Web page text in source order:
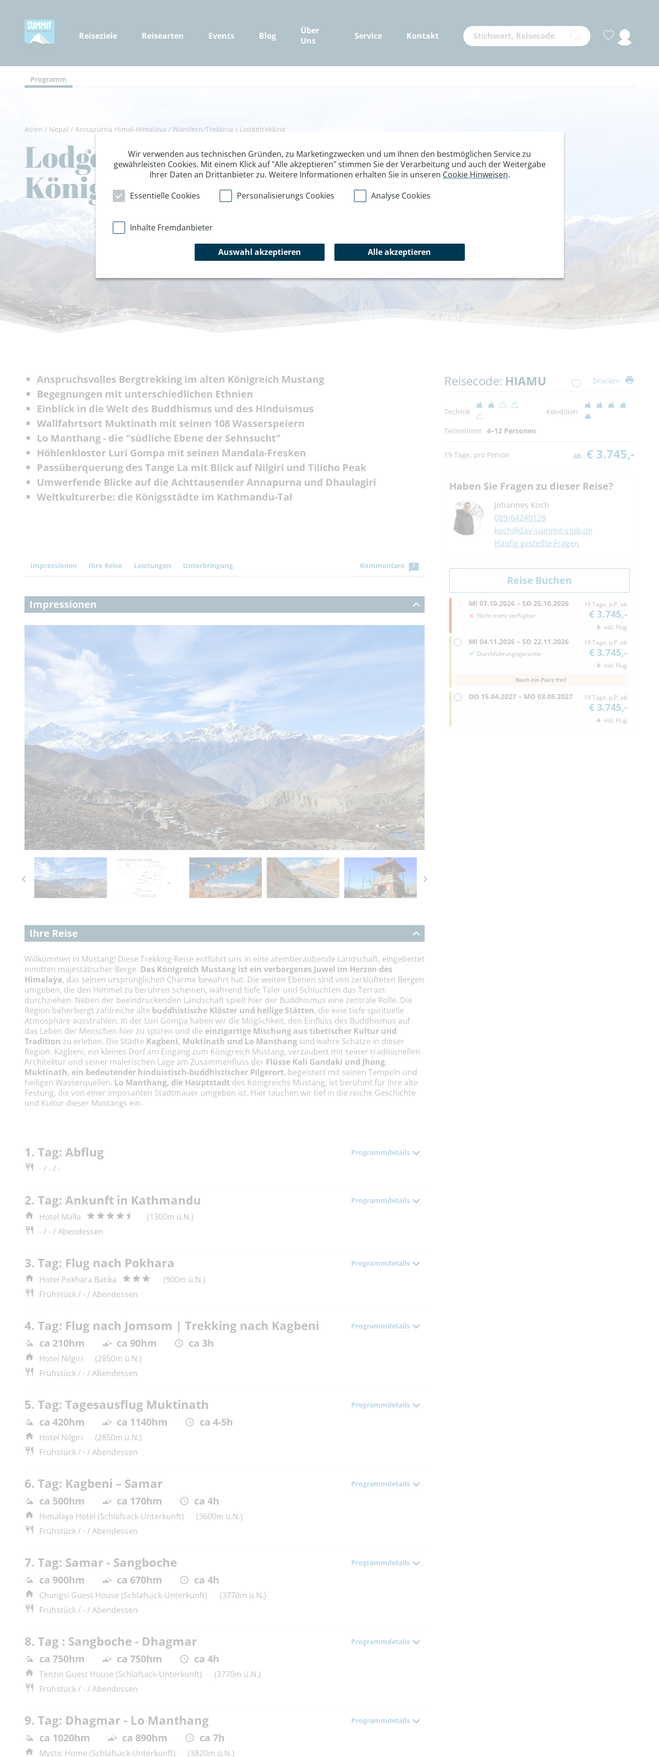
Reiseziele Reisearten Events Blog
Über
Uns
Service Kontakt
Programm
Asien / Nepal / Annapurna Himal-Himalaya / Wandern/Trekking / Lodgetrekking
Lodge-Trekking Mustang: das verlorene
Königreich
Anspruchsvolles Bergtrekking im alten Königreich Mustang
Begegnungen mit unterschiedlichen Ethnien
Einblick in die Welt des Buddhismus und des Hinduismus
Wallfahrtsort Muktinath mit seinen 108 Wasserspeiern
Lo Manthang - die "südliche Ebene der Sehnsucht"
Höhlenkloster Luri Gompa mit seinen Mandala-Fresken
Passüberquerung des Tange La mit Blick auf Nilgiri und Tilicho Peak
Umwerfende Blicke auf die Achttausender Annapurna und Dhaulagiri
Weltkulturerbe: die Königsstädte im Kathmandu-Tal
Impressionen Ihre Reise Leistungen Unterbringung Kommentare 1
Impressionen
Ihre Reise
Willkommen in Mustang! Diese Trekking-Reise entführt uns in eine atemberaubende Landschaft, eingebettet
inmitten majestätischer Berge. Das Königreich Mustang ist ein verborgenes Juwel im Herzen des
Himalaya, das seinen ursprünglichen Charme bewahrt hat. Die weiten Ebenen sind von zerklüfteten Bergen
umgeben, die den Himmel zu berühren scheinen, während tiefe Täler und Schluchten das Terrain
durchziehen. Neben der beeindruckenden Landschaft spielt hier der Buddhismus eine zentrale Rolle. Die
Region beherbergt zahlreiche alte buddhistische Klöster und heilige Stätten, die eine tiefe spirituelle
Atmosphäre ausstrahlen. In der Luri Gompa haben wir die Möglichkeit, den Einfluss des Buddhismus auf
das Leben der Menschen hier zu spüren und die einzigartige Mischung aus tibetischer Kultur und
Tradition zu erleben. Die Städte Kagbeni, Muktinath und Lo Manthang sind wahre Schätze in dieser
Region. Kagbeni, ein kleines Dorf am Eingang zum Königreich Mustang, verzaubert mit seiner traditionellen
Architektur und seiner malerischen Lage am Zusammenfluss der Flüsse Kali Gandaki und Jhong.
Muktinath, ein bedeutender hinduistisch-buddhistischer Pilgerort, begeistert mit seinen Tempeln und
heiligen Wasserquellen. Lo Manthang, die Hauptstadt des Königreichs Mustang, ist berühmt für ihre alte
Festung, die von einer imposanten Stadtmauer umgeben ist. Hier tauchen wir tief in die reiche Geschichte
und Kultur dieser Mustangs ein.
1. Tag: Abflug Programmdetails
- / - / -
2. Tag: Ankunft in Kathmandu Programmdetails
Hotel Malla
(1300m ü.N.)
- / - / Abendessen
3. Tag: Flug nach Pokhara Programmdetails
Hotel Pokhara Batika
(900m ü.N.)
Frühstück / - / Abendessen
4. Tag: Flug nach Jomsom | Trekking nach Kagbeni Programmdetails
ca 210hm ca 90hm ca 3h
Hotel Nilgiri
(2850m ü.N.)
Frühstück / - / Abendessen
5. Tag: Tagesausflug Muktinath Programmdetails
ca 420hm ca 1140hm ca 4-5h
Hotel Nilgiri
(2850m ü.N.)
Frühstück / - / Abendessen
6. Tag: Kagbeni – Samar Programmdetails
ca 500hm ca 170hm ca 4h
Himalaya Hotel (Schlafsack-Unterkunft)
(3600m ü.N.)
Frühstück / - / Abendessen
7. Tag: Samar - Sangboche Programmdetails
ca 900hm ca 670hm ca 4h
Chungsi Guest House (Schlafsack-Unterkunft)
(3770m ü.N.)
Frühstück / - / Abendessen
8. Tag : Sangboche - Dhagmar Programmdetails
ca 750hm ca 750hm ca 4h
Tenzin Guest House (Schlafsack-Unterkunft)
(3770m ü.N.)
Frühstück / - / Abendessen
9. Tag: Dhagmar - Lo Manthang Programmdetails
ca 1020hm ca 890hm ca 7h
Mystic Home (Schlafsack-Unterkunft) (3820m ü.N.)
Reisecode: HIAMU Drucken
Technik Kondition
Teilnehmer 4–12 Personen
19 Tage, pro Person ab € 3.745,-
Haben Sie Fragen zu dieser Reise?
Johannes Koch
089/64240128
koch@dav-summit-club.de
Häufig gestellte Fragen
MI 07.10.2026 – SO 25.10.2026
Nicht mehr verfügbar
19 Tage, p.P. ab
€ 3.745,-
inkl. Flug
MI 04.11.2026 – SO 22.11.2026
Durchführungsgarantie
19 Tage, p.P. ab
€ 3.745,-
inkl. Flug
Noch ein Platz frei!
DO 15.04.2027 – MO 03.05.2027 19 Tage, p.P. ab
€ 3.745,-
inkl. Flug
Wir verwenden aus technischen Gründen, zu Marketingzwecken und um Ihnen den bestmöglichen Service zu
gewährleisten Cookies. Mit einem Klick auf "Alle akzeptieren" stimmen Sie der Verarbeitung und auch der Weitergabe
Ihrer Daten an Drittanbieter zu. Weitere Informationen erhalten Sie in unseren Cookie Hinweisen.
Essentielle Cookies
Personalisierungs Cookies Analyse Cookies
Inhalte Fremdanbieter
Auswahl akzeptieren Alle akzeptieren